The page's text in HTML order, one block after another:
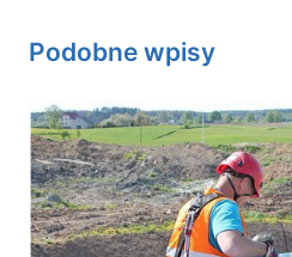
Podobne wpisy